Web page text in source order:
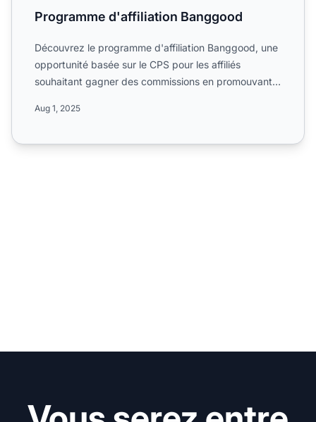
Programme d'affiliation Banggood
Découvrez le programme d'affiliation Banggood, une
opportunité basée sur le CPS pour les affiliés
souhaitant gagner des commissions en promouvant
Aug 1, 2025